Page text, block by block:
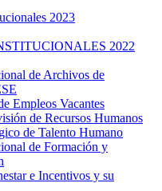
2023
2022
de Archivos de
Empleos Vacantes
de Recursos Humanos
de Talento Humano
de Formación y
e Incentivos y su